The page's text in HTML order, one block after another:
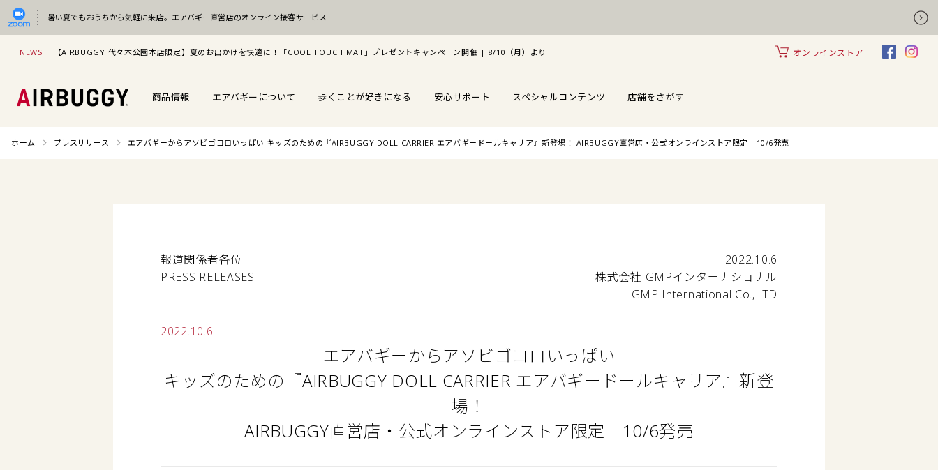
暑い夏でもおうちから気軽に来店。 エアバギー直営店のオンライン接客サービス
NEWS 【AIRBUGGY 代々木公園本店限定】夏のお出かけを快適に！「COOL TOUCH MAT」プレゼントキャンペーン開催 | 8/10（月）より オンラインストア
商品情報 エアバギーについて 歩くことが好きになる 安心サポート スペシャルコンテンツ 店舗をさがす
ホーム プレスリリース エアバギーからアソビゴコロいっぱい キッズのための『AIRBUGGY DOLL CARRIER エアバギードールキャリア』新登場！ AIRBUGGY直営店・公式オンラインストア限定 10/6発売
報道関係者各位
PRESS RELEASES
2022.10.6
株式会社 GMPインターナショナル
GMP International Co.,LTD
2022.10.6
エアバギーからアソビゴコロいっぱい
キッズのための『AIRBUGGY DOLL CARRIER エアバギードールキャリア』新登
場！
AIRBUGGY直営店・公式オンラインストア限定 10/6発売